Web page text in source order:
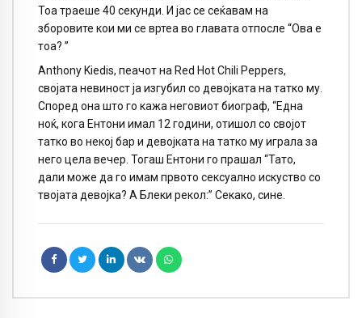
Тоа траеше 40 секунди. И јас се сеќавам на
зборовите кои ми се вртеа во главата отпосле “Ова е
тоа? ”
Anthony Kiedis, пеачот на Red Hot Chili Peppers,
својата невиност ја изгубил со девојката на татко му.
Според она што го кажа неговиот биограф, “Една
ноќ, кога Ентони имал 12 години, отишол со својот
татко во некој бар и девојката на татко му играла за
него цела вечер. Тогаш Ентони го прашал “Тато,
дали може да го имам првото сексуално искуство со
твојата девојка? А Блеки рекол:” Секако, сине.